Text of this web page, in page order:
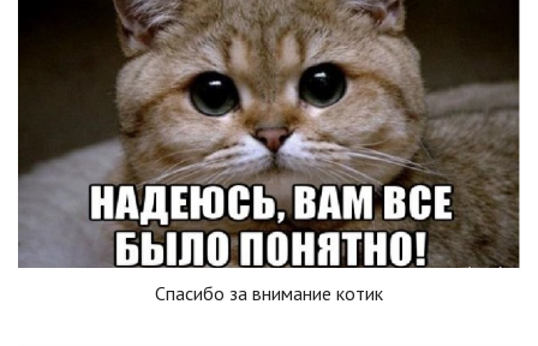
Спасибо за внимание котик